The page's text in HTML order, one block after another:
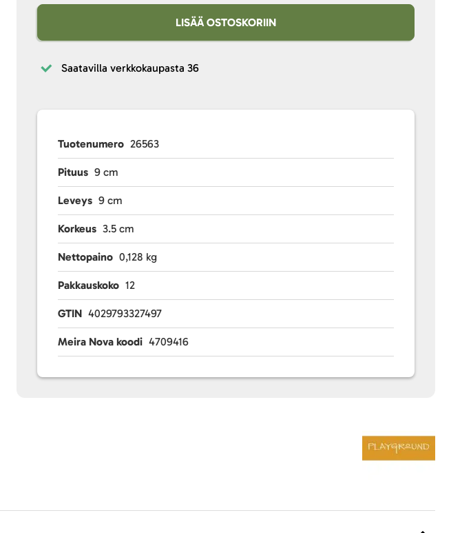
LISÄÄ OSTOSKORIIN
Saatavilla verkkokaupasta 36
Tuotenumero 26563
Pituus 9 cm
Leveys 9 cm
Korkeus 3.5 cm
Nettopaino 0,128 kg
Pakkauskoko 12
GTIN 4029793327497
Meira Nova koodi 4709416